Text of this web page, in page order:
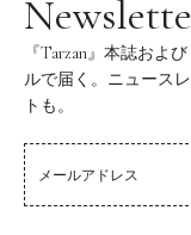
『Tarzan』本誌およ
ルで届く。ニュース
トも。